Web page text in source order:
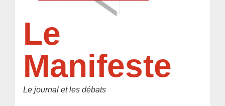
Le
Manifeste
Le journal et les débats